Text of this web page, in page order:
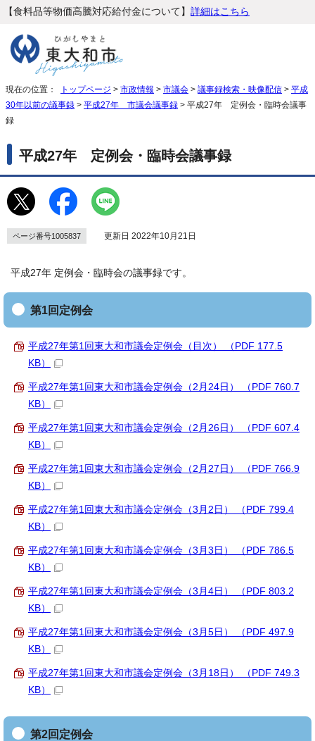
【食料品等物価高騰対応給付金について】 詳細はこちら
現在の位置： トップページ > 市政情報 > 市議会 > 議事録検索・映像配信 > 平成
30年以前の議事録 > 平成27年 市議会議事録 > 平成27年 定例会・臨時会議事
録
平成27年 定例会・臨時会議事録
ページ番号1005837 更新日 2022年10月21日
平成27年 定例会・臨時会の議事録です。
第1回定例会
平成27年第1回東大和市議会定例会（目次） （PDF 177.5
KB）
平成27年第1回東大和市議会定例会（2月24日） （PDF 760.7
KB）
平成27年第1回東大和市議会定例会（2月26日） （PDF 607.4
KB）
平成27年第1回東大和市議会定例会（2月27日） （PDF 766.9
KB）
平成27年第1回東大和市議会定例会（3月2日） （PDF 799.4
KB）
平成27年第1回東大和市議会定例会（3月3日） （PDF 786.5
KB）
平成27年第1回東大和市議会定例会（3月4日） （PDF 803.2
KB）
平成27年第1回東大和市議会定例会（3月5日） （PDF 497.9
KB）
平成27年第1回東大和市議会定例会（3月18日） （PDF 749.3
KB）
第2回定例会